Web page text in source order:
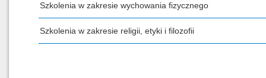
Szkolenia w zakresie wychowania fizycznego
Szkolenia w zakresie religii, etyki i filozofii